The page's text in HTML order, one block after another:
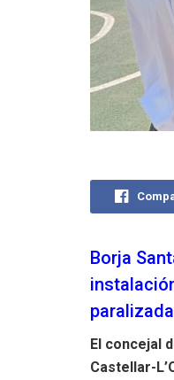
Borja
El concejal
Castellar-